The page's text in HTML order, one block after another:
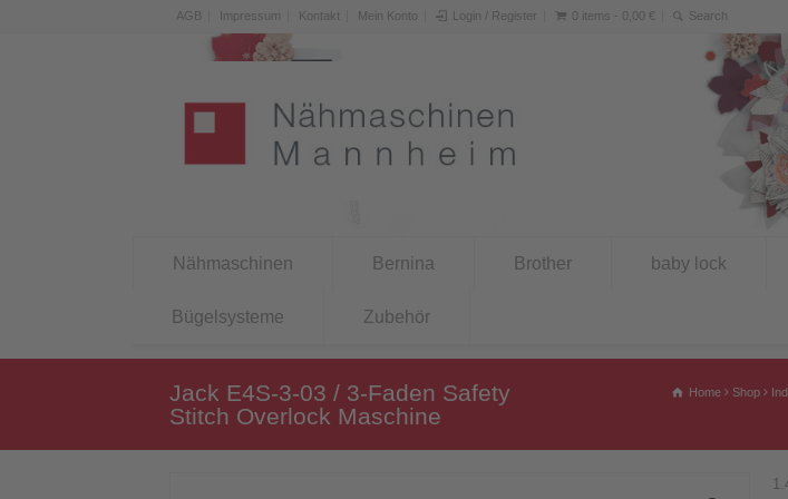
AGB Impressum Kontakt Mein Konto Login / Register 0 items - 0,00 €
Nähmaschinen Bernina Brother baby lock
Bügelsysteme Zubehör
Jack E4S-3-03 / 3-Faden Safety
Stitch Overlock Maschine
Home Shop